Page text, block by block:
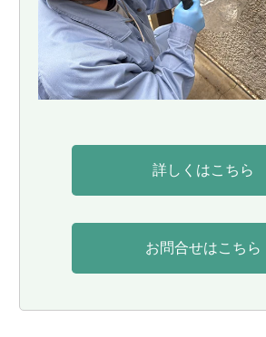
詳しくはこちら
お問合せはこちら